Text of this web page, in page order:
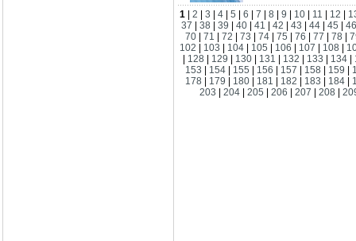
1 2 3 4 5 6 7 8 9 10 11 12
37
|38 |39 |40 |41 |42 |43 |44 |45 |
70
71 72 73 74 75 76 77 78
102
103 104 105 106 107 108
128 129 130 131 132 133 134
153
154 155 156 157 158 159
178
179 180 181 182 183 184
203
|204 |205 |206 |207 |208 |